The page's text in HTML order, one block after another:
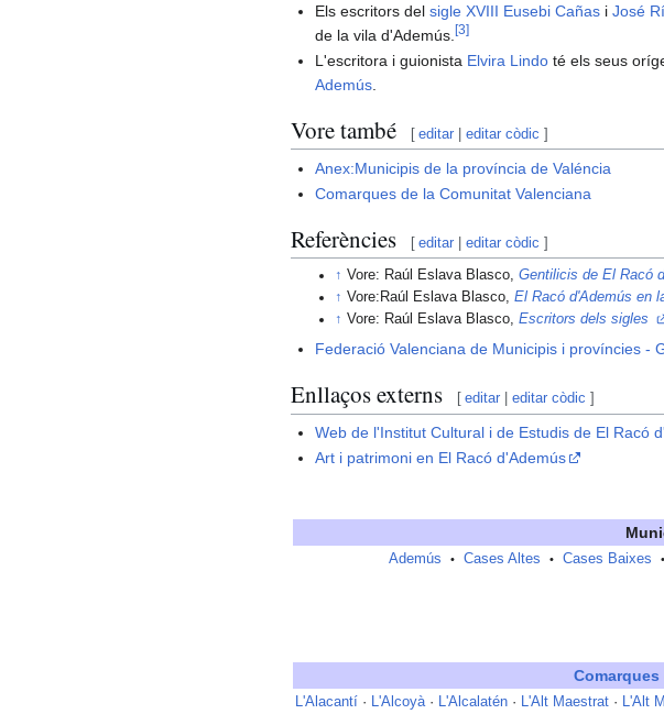
Els escritors delsigle XVIII Eusebi Cañas iJosé
de la vila d'Ademús.[3]
L'escritora i guionista Elvira Lindo té els seus
Ademús
Vore també [ editar |editar còdic ]
Anex:Municipis de la província de Valéncia
Comarques de la Comunitat Valenciana
Referències [ editar |editar còdic ]
↑ Vore: Raúl Eslava Blasco,Gentilicis de El Racó
↑ Vore:Raúl Eslava Blasco,El Racó d'Ademús en
↑ Vore: Raúl Eslava Blasco,Escritors dels sigles
Federació Valenciana de Municipis i províncies -
Enllaços externs [ editar |editar còdic ]
Web de l'Institut Cultural i de Estudis de El Racó
Art i patrimoni en El Racó d'Ademús
Ademús • Cases Altes • Cases Baixes •
L'Alacantí · L'Alcoyà· L'Alcalatén · L'Alt Maestrat · L'Alt